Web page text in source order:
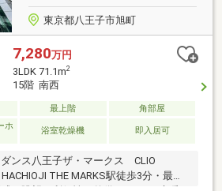
東京都八王子市旭町
7,280万円
3LDK 71.1m2
15階 南西
最上階
角部屋
ホ
浴室乾燥機 即入居可
ンス八王子ザ・マークス CLIO
THE MARKS駅徒歩3分・最上